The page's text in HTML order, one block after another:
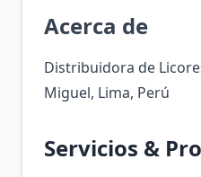
Acerca de
Distribuidora de
Miguel, Lima, Perú
Servicios &